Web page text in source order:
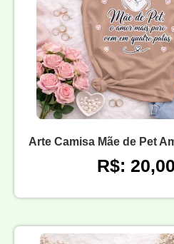
Arte Camisa Mãe de Pet
R$: 20,00